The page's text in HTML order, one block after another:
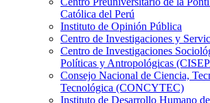
Católica del Perú
Instituto de Opinión Pública
Centro de Investigaciones y
Centro de Investigaciones
Políticas y Antropológicas
Consejo Nacional de Ciencia,
Tecnológica (CONCYTEC)
Instituto de Desarrollo Humano